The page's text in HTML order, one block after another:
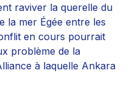
raviver la querelle du
la mer Égée entre les
en cours pourrait
problème de la
à laquelle Ankara